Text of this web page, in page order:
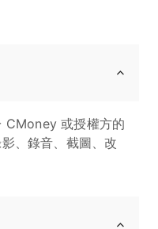
CMoney 或授權方的
、錄音、截圖、改